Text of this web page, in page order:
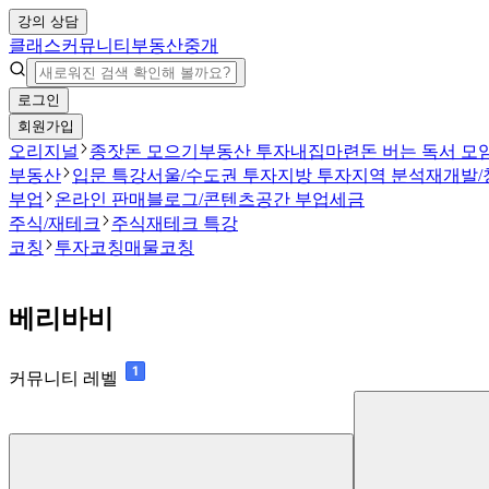
강의 상담
클래스커뮤니티 부동산중개
로그인
회원가입
오리지널 종잣돈 모으기 부동산 투자내집마련 돈 버는 독서 모
부동산
입문 특강서울/수도권 투자지방 투자지역 분석재개발/
부업
온라인 판매 블로그/콘텐츠공간 부업세금
주식/재테크
주식재테크 특강
코칭
투자코칭매물코칭
베리바비
커뮤니티 레벨